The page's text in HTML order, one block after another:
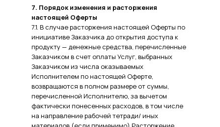
7. Порядок изменения и расторжения
настоящей Оферты
7.1. В случае расторжения настоящей Оферты по
инициативе Заказчика до открытия доступа к
продукту — денежные средства, перечисленные
Заказчиком в счет оплаты Услуг, выбранных
Заказчиком из числа оказываемых
Исполнителем по настоящей Оферте,
возвращаются в полном размере от суммы,
перечисленной Исполнителю, за вычетом
фактически понесенных расходов, в том числе
на направление рабочей тетради/ иных